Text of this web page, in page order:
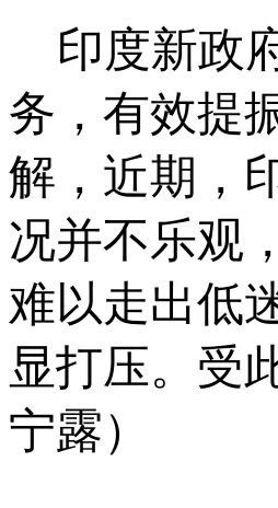
印度新政
务，有效提
解，近期，
况并不乐观
难以走出低
显打压。受
宁露）